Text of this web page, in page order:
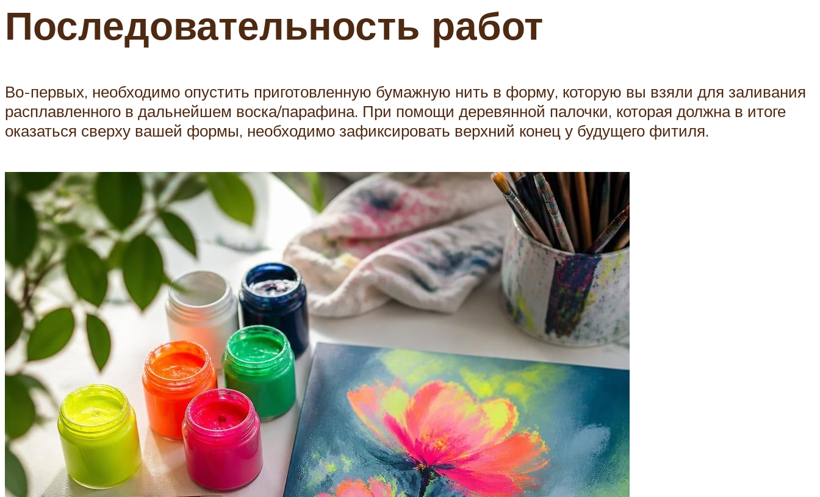
Последовательность работ
Во-первых, необходимо опустить приготовленную бумажную нить в форму, которую вы взяли для заливания
расплавленного в дальнейшем воска/парафина. При помощи деревянной палочки, которая должна в итоге
оказаться сверху вашей формы, необходимо зафиксировать верхний конец у будущего фитиля.